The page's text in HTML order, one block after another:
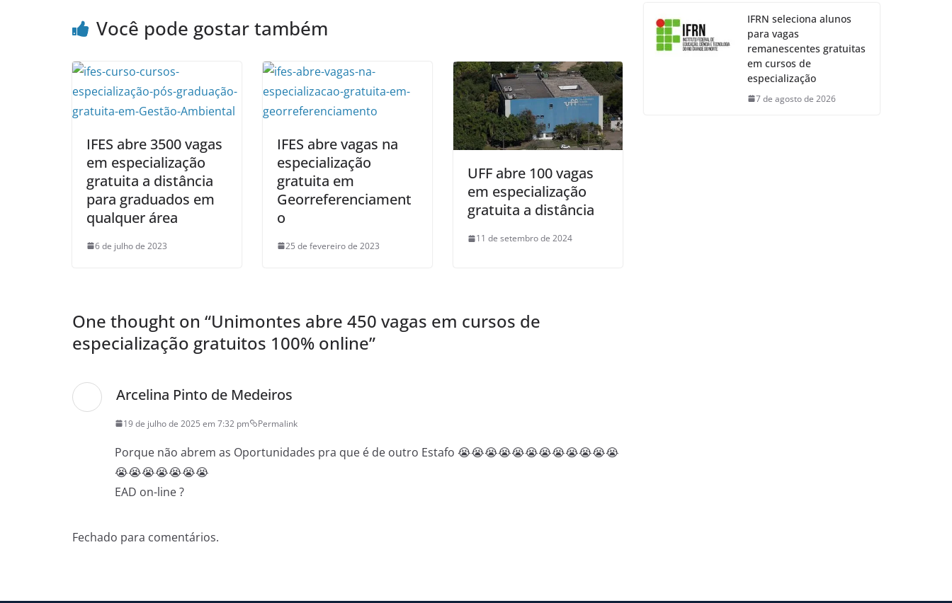
Você pode gostar também
IFES abre 3500 vagas
em especialização
gratuita a distância
para graduados em
qualquer área
6 de julho de 2023
IFES abre vagas na
especialização
gratuita em
Georreferenciament
o
25 de fevereiro de 2023
UFF abre 100 vagas
em especialização
gratuita a distância
11 de setembro de 2024
One thought on “Unimontes abre 450 vagas em cursos de
especialização gratuitos 100% online”
Arcelina Pinto de Medeiros
19 de julho de 2025 em 7:32 pm Permalink
Porque não abrem as Oportunidades pra que é de outro Estafo 😭😭😭😭😭😭😭😭😭😭😭😭
😭😭😭😭😭😭😭
EAD on-line ?
Fechado para comentários.
IFRN seleciona alunos
para vagas
remanescentes gratuitas
em cursos de
especialização
7 de agosto de 2026